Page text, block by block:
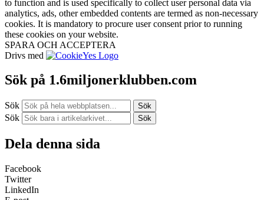
to function and is used specifically to collect user personal data via
analytics, ads, other embedded contents are termed as non-necessary
cookies. It is mandatory to procure user consent prior to running
these cookies on your website.
SPARA OCH ACCEPTERA
Drivs med
Sök på 1.6miljonerklubben.com
Sök Sök
Sök Sök
Dela denna sida
Facebook
Twitter
LinkedIn